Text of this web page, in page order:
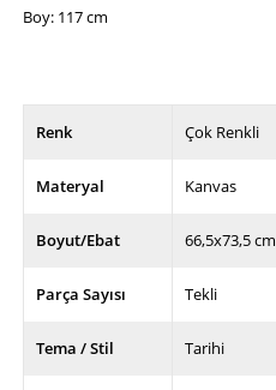
Boy: 117 cm
Renk Çok Renkli
Materyal Kanvas
Boyut/Ebat 66,5x73,5 cm
Parça Sayısı Tekli
Tema / Stil Tarihi